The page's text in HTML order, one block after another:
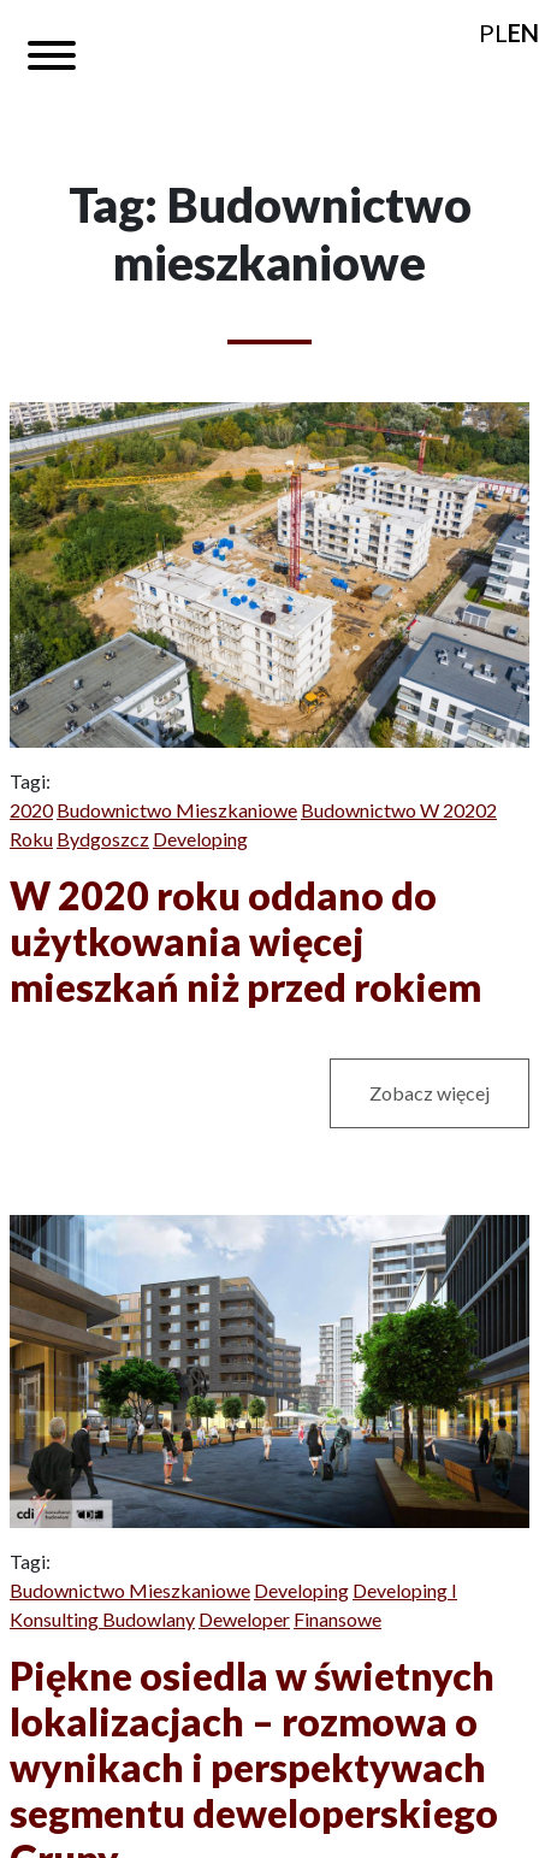
PLEN
Tag: Budownictwo
mieszkaniowe
Tagi:
2020 Budownictwo Mieszkaniowe Budownictwo W 20202
Roku Bydgoszcz Developing
W 2020 roku oddano do
użytkowania więcej
mieszkań niż przed rokiem
Zobacz więcej
Tagi:
Budownictwo Mieszkaniowe Developing Developing I
Konsulting Budowlany Deweloper Finansowe
Piękne osiedla w świetnych
lokalizacjach – rozmowa o
wynikach i perspektywach
segmentu deweloperskiego